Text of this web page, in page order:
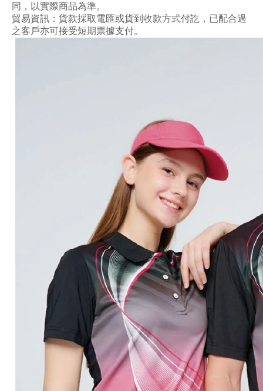
同，以實際商品為準。
貿易資訊：貨款採取電匯或貨到收款方式付訖，已配合過
之客戶亦可接受短期票據支付。